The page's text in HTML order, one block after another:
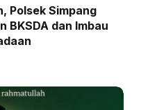
Polsek Simpang
BKSDA dan Imbau